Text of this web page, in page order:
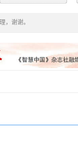
，谢谢。